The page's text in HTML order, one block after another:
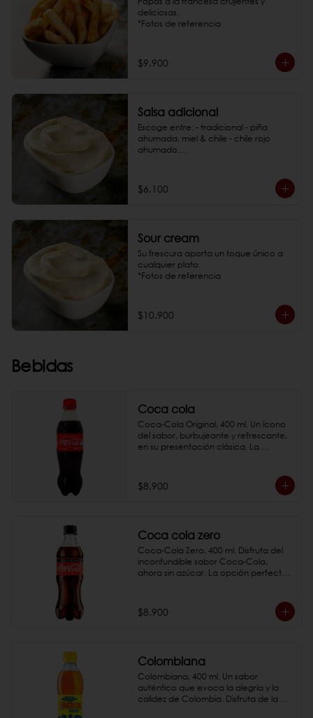
deliciosas.
*Fotos de referencia
$9.900
Salsa adicional
Escoge entre: - tradicional - piña
ahumada, miel & chile - chile rojo
ahumado.
$6.100
Sour cream
Su frescura aporta un toque único a
cualquier plato.
*Fotos de referencia
$10.900
Bebidas
Coca cola
Coca-Cola Original, 400 ml. Un ícono
del sabor, burbujeante y refrescante,
en su presentación clásica. La
*Fotos de referencia
$8.900
Coca cola zero
Coca-Cola Zero, 400 ml. Disfruta del
inconfundible sabor Coca-Cola,
ahora sin azúcar. La opción perfecta
*Fotos de referencia
$8.900
Colombiana
Colombiana, 400 ml. Un sabor
auténtico que evoca la alegría y la
calidez de Colombia. Disfruta de la